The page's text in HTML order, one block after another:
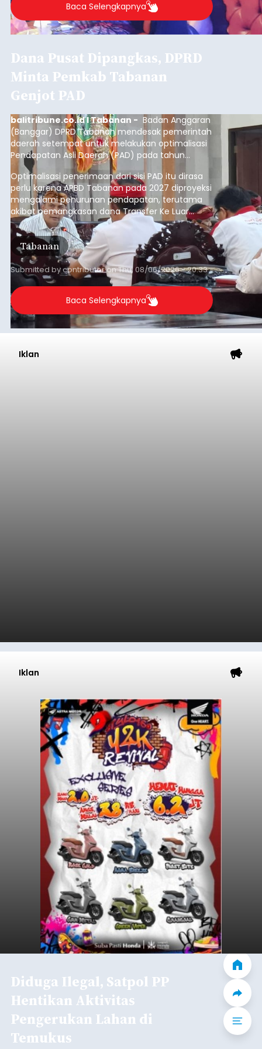
Baca Selengkapnya
Dana Pusat Dipangkas, DPRD
Minta Pemkab Tabanan
Genjot PAD
balitribune.co.id I Tabanan - Badan Anggaran
(Banggar) DPRD Tabanan mendesak pemerintah
daerah setempat untuk melakukan optimalisasi
Pendapatan Asli Daerah (PAD) pada tahun
anggaran 2027.
Optimalisasi penerimaan dari sisi PAD itu dirasa
perlu karena APBD Tabanan pada 2027 diproyeksi
mengalami penurunan pendapatan, terutama
akibat pemangkasan dana Transfer Ke Luar
Daerah (TKD) dari pemerintah pusat.
Tabanan
Submitted bycontributoronThu, 08/06/2026 - 20:33
Baca Selengkapnya
Iklan
Iklan
Diduga Ilegal, Satpol PP
Hentikan Aktivitas
Pengerukan Lahan di
Temukus